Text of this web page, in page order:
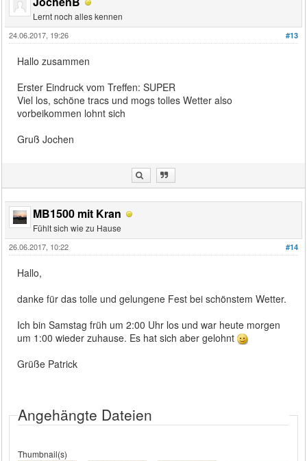
Lernt noch alles kennen
#13
24.06.2017, 19:26
Hallo zusammen
Erster Eindruck vom Treffen: SUPER
Viel los, schöne tracs und mogs tolles Wetter also
vorbeikommen lohnt sich
Gruß Jochen
MB1500 mit Kran
Fühlt sich wie zu Hause
#14
26.06.2017, 10:22
Hallo,
danke für das tolle und gelungene Fest bei schönstem Wetter.
Ich bin Samstag früh um 2:00 Uhr los und war heute morgen
um 1:00 wieder zuhause. Es hat sich aber gelohnt
Grüße Patrick
Angehängte Dateien
Thumbnail(s)